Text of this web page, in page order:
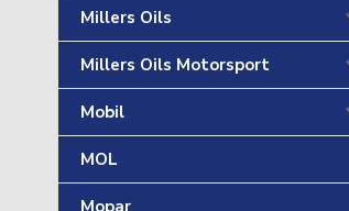
Millers Oils
Millers Oils Motorsport
Mobil
MOL
Mopar